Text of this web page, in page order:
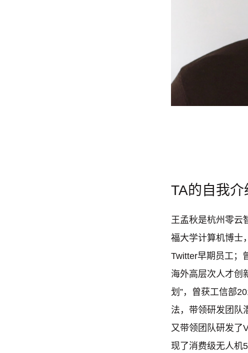
TA的自我介
王孟秋是杭州零云
福大学计算机博士
Twitter早期员工；
海外高层次人才创
划”，曾获工信部
法，带领研发团队
又带领团队研发了
现了消费级无人机